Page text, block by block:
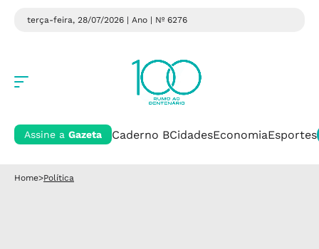
terça-feira, 28/07/2026 | Ano | Nº 6276
Assine a Gazeta Caderno BCidadesEconomiaEsportes
Home>Política